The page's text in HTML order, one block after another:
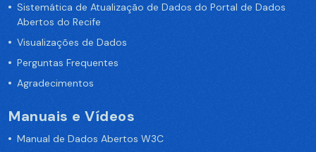
Sistemática de Atualização de Dados do Portal de Dados
Abertos do Recife
Visualizações de Dados
Perguntas Frequentes
Agradecimentos
Manuais e Vídeos
Manual de Dados Abertos W3C